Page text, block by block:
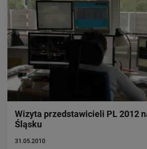
Wizyta przedstawicieli PL 2012
Śląsku
31.05.2010